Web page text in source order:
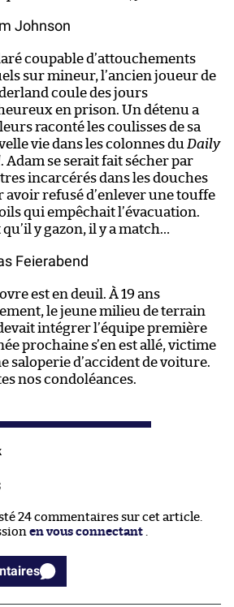
Johnson
coupable d’attouchements
sur mineur, l’ancien joueur de
coule des jours
en prison. Un détenu a
raconté les coulisses de sa
vie dans les colonnes du Daily
. Adam se serait fait sécher par
incarcérés dans les douches
avoir refusé d’enlever une touffe
qui empêchait l’évacuation.
qu’il y gazon, il y a match…
Feierabend
est en deuil. À 19 ans
le jeune milieu de terrain
intégrer l’équipe première
prochaine s’en est allé, victime
saloperie d’accident de voiture.
nos condoléances.
24 commentaires sur cet article.
en vous connectant .